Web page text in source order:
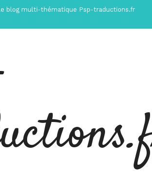
blog multi-thématique Psp-traductions.fr